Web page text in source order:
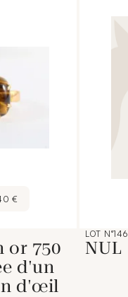
€
or 750
d'un
d'œil
LOT N°146
NUL